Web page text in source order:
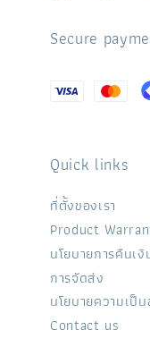
Secure
Quick links
ที่ตั้งของเรา
Product
นโยบายการคืนเงิ
การจัดส่ง
นโยบายความเป็
Contact us